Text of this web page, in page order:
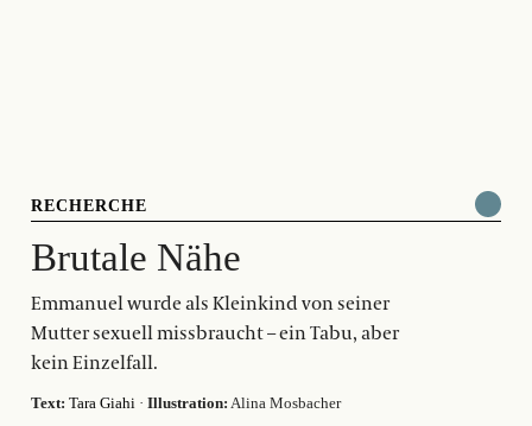
RECHERCHE
Brutale Nähe
Emmanuel wurde als Kleinkind von seiner
Mutter sexuell missbraucht – ein Tabu, aber
kein Einzelfall.
Text: Tara Giahi · Illustration: Alina Mosbacher